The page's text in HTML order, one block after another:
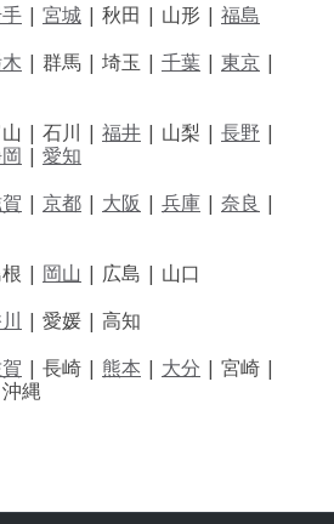
| 宮城 | 秋田 | 山形 | 福島
| 群馬 | 埼玉 | 千葉 | 東京 |
| 石川 | 福井 | 山梨 | 長野 |
| 愛知
| 京都 | 大阪 | 兵庫 | 奈良 |
| 岡山 | 広島 | 山口
| 愛媛 | 高知
| 長崎 | 熊本 | 大分 | 宮崎 |
沖縄